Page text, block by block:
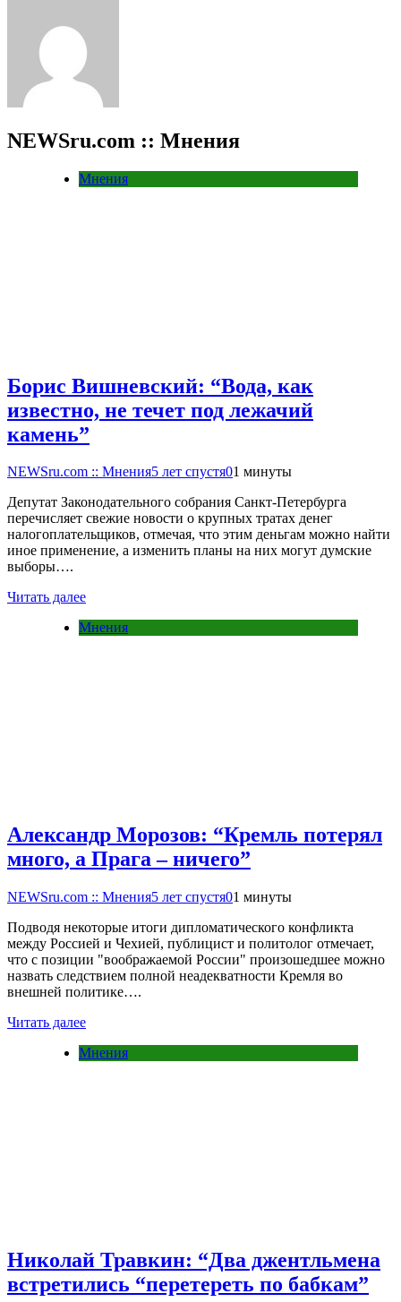
NEWSru.com :: Мнения
Мнения
Борис Вишневский: “Вода, как
известно, не течет под лежачий
камень”
NEWSru.com :: Мнения5 лет спустя01 минуты
Депутат Законодательного собрания Санкт-Петербурга
перечисляет свежие новости о крупных тратах денег
налогоплательщиков, отмечая, что этим деньгам можно найти
иное применение, а изменить планы на них могут думские
выборы….
Читать далее
Мнения
Александр Морозов: “Кремль потерял
много, а Прага – ничего”
NEWSru.com :: Мнения5 лет спустя01 минуты
Подводя некоторые итоги дипломатического конфликта
между Россией и Чехией, публицист и политолог отмечает,
что с позиции "воображаемой России" произошедшее можно
назвать следствием полной неадекватности Кремля во
внешней политике….
Читать далее
Мнения
Николай Травкин: “Два джентльмена
встретились “перетереть по бабкам”